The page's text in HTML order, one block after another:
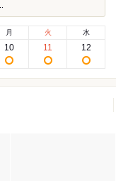
月
10
火
11
水
12